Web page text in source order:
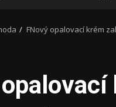
FNový opalovací krém